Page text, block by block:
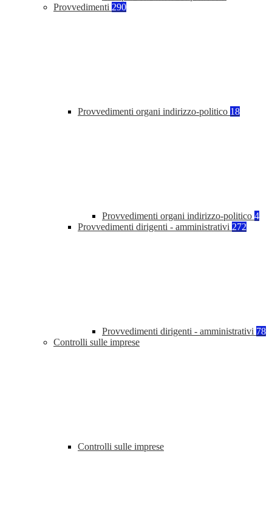
Provvedimenti 290
Provvedimenti organi indirizzo-politico 18
Provvedimenti organi indirizzo-politico 4
Provvedimenti dirigenti - amministrativi 272
Provvedimenti dirigenti - amministrativi 78
Controlli sulle imprese
Controlli sulle imprese